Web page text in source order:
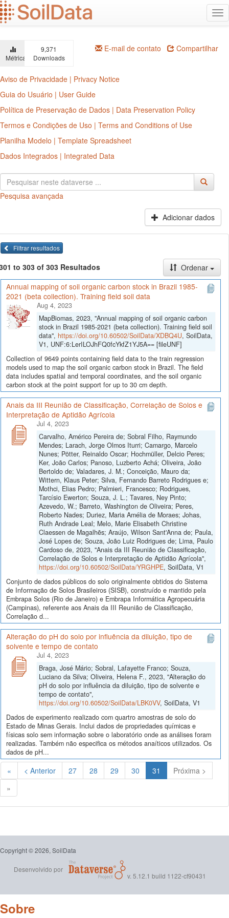
Ir
para
o
principal
Métricas
9,371
Downloads
E-mail de contato Compartilhar
Aviso de Privacidade | Privacy Notice
Guia do Usuário | User Guide
Política de Preservação de Dados | Data Preservation Policy
Termos e Condições de Uso | Terms and Conditions of Use
Planilha Modelo | Template Spreadsheet
Dados Integrados | Integrated Data
Pesquisa avançada
Adicionar dados
Filtrar resultados
to 303 of 303 Resultados
Ordenar
Annual mapping of soil organic carbon stock in Brazil 1985-
2021 (beta collection). Training field soil data
Aug 4, 2023
MapBiomas, 2023, "Annual mapping of soil organic carbon
stock in Brazil 1985-2021 (beta collection). Training field soil
data", https://doi.org/10.60502/SoilData/XDBQ4U, SoilData,
V1, UNF:6:LerILOJhFQ0fcYkfZ1YJ5A== [fileUNF]
Collection of 9649 points containing field data to the train regression
models used to map the soil organic carbon stock in Brazil. The field
data includes spatial and temporal coordinates, and the soil organic
carbon stock at the point support for up to 30 cm depth.
Anais da III Reunião de Classificação, Correlação de Solos e
Interpretação de Aptidão Agrícola
Jul 4, 2023
Carvalho, Américo Pereira de; Sobral Filho, Raymundo
Mendes; Larach, Jorge Olmos Iturri; Camargo, Marcelo
Nunes; Pötter, Reinaldo Oscar; Hochmüller, Delcio Peres;
Ker, João Carlos; Panoso, Luzberto Achá; Oliveira, João
Bertoldo de; Valadares, J. M.; Conceição, Mauro da;
Wittern, Klaus Peter; Silva, Fernando Barreto Rodrigues e;
Mothci, Elias Pedro; Palmieri, Francesco; Rodrigues,
Tarcísio Ewerton; Souza, J. L.; Tavares, Ney Pinto;
Azevedo, W.; Barreto, Washington de Oliveira; Peres,
Roberto Nades; Duriez, Maria Amélia de Moraes; Johas,
Ruth Andrade Leal; Melo, Marie Elisabeth Christine
Claessen de Magalhẽs; Araújo, Wilson Sant'Anna de; Paula,
José Lopes de; Souza, João Luiz Rodrigues de; Lima, Paulo
Cardoso de, 2023, "Anais da III Reunião de Classificação,
Correlação de Solos e Interpretação de Aptidão Agrícola",
https://doi.org/10.60502/SoilData/YRGHPE, SoilData, V1
Conjunto de dados públicos do solo originalmente obtidos do Sistema
de Informação de Solos Brasileiros (SISB), construído e mantido pela
Embrapa Solos (Rio de Janeiro) e Embrapa Informática Agropecuária
(Campinas), referente aos Anais da III Reunião de Classificação,
Correlação d...
Alteração do pH do solo por influência da diluição, tipo de
solvente e tempo de contato
Jul 4, 2023
Braga, José Mário; Sobral, Lafayette Franco; Souza,
Luciano da Silva; Oliveira, Helena F., 2023, "Alteração do
pH do solo por influência da diluição, tipo de solvente e
tempo de contato",
https://doi.org/10.60502/SoilData/LBK0VV, SoilData, V1
Dados de experimento realizado com quartro amostras de solo do
Estado de Minas Gerais. Inclui dados de propriedades químicas e
físicas solo sem informação sobre o laboratório onde as análises foram
realizadas. Também não especifica os métodos anaíticos utilizados. Os
dados de pH...
« < Anterior 27 28 29 30 31 (Atual)Próxima >
»
Copyright © 2026, SoilData
Desenvolvido por
v. 5.12.1 build 1122-cf90431
Sobre